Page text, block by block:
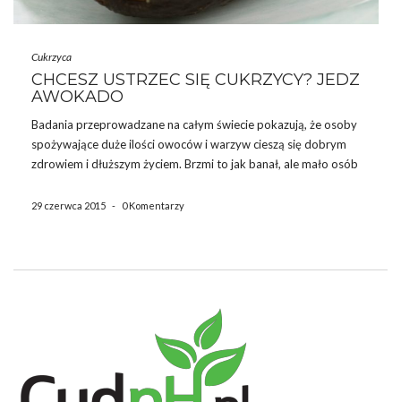
Cukrzyca
CHCESZ USTRZEC SIĘ CUKRZYCY? JEDZ
AWOKADO
Badania przeprowadzane na całym świecie pokazują, że osoby
spożywające duże ilości owoców i warzyw cieszą się dobrym
zdrowiem i dłuższym życiem. Brzmi to jak banał, ale mało osób
współczesnemu człowiekowi na wszystko brakuje czasu, żyje w
29 czerwca 2015 - 0 Komentarzy